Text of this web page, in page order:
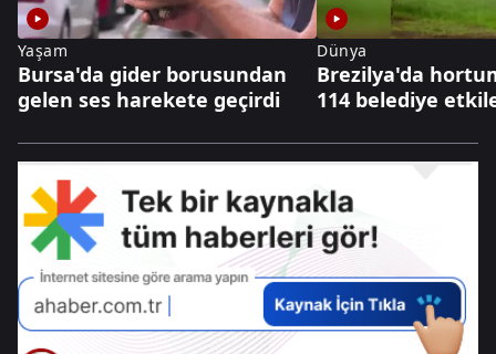
Yaşam
Bursa'da gider borusundan
gelen ses harekete geçirdi
Dünya
Brezilya'da
114 belediye